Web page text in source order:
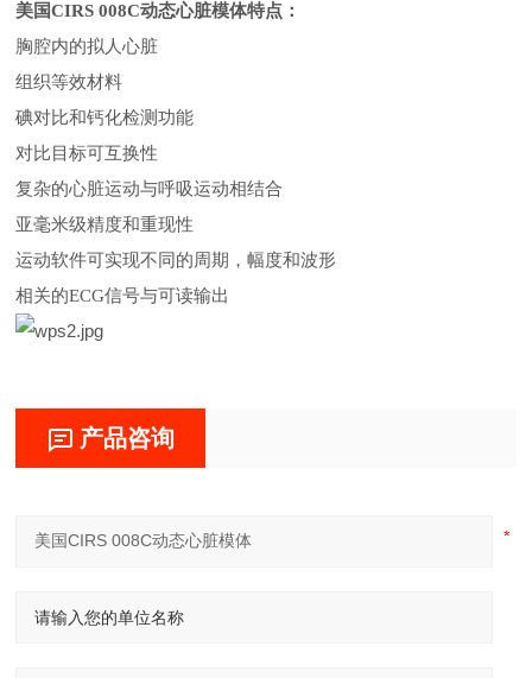
美国CIRS 008C动态心脏模体特点：
胸腔内的拟人心脏
组织等效材料
碘对比和钙化检测功能
对比目标可互换性
复杂的心脏运动与呼吸运动相结合
亚毫米级精度和重现性
运动软件可实现不同的周期，幅度和波形
相关的ECG信号与可读输出
产品咨询